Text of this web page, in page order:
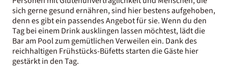
sich gerne gesund ernähren, sind hier bestens aufgehoben,
denn es gibt ein passendes Angebot für sie. Wenn du den
Tag bei einem Drink ausklingen lassen möchtest, lädt die
Bar am Pool zum gemütlichen Verweilen ein. Dank des
reichhaltigen Frühstücks-Büfetts starten die Gäste hier
gestärkt in den Tag.